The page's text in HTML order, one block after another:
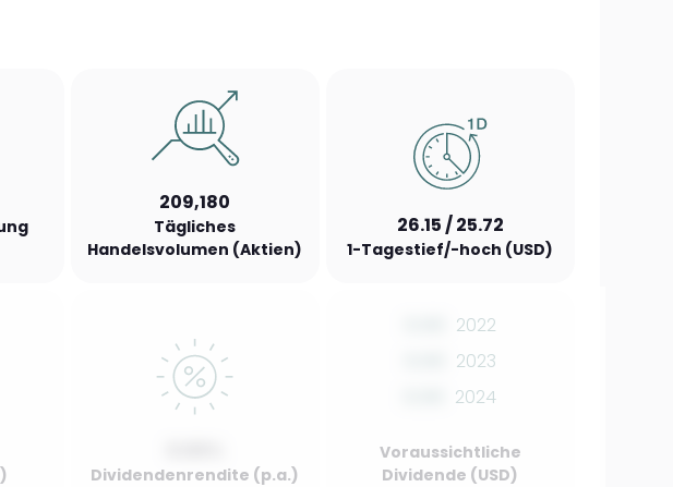
209,180
Tägliches
Handelsvolumen (Aktien)
26.15 / 25.72
1-Tagestief/-hoch (USD)
Dividendenrendite (p.a.)
2022
2023
2024
Voraussichtliche
Dividende (USD)